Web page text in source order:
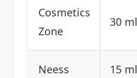
Cosmetics
Zone
30 ml
Neess 15 ml